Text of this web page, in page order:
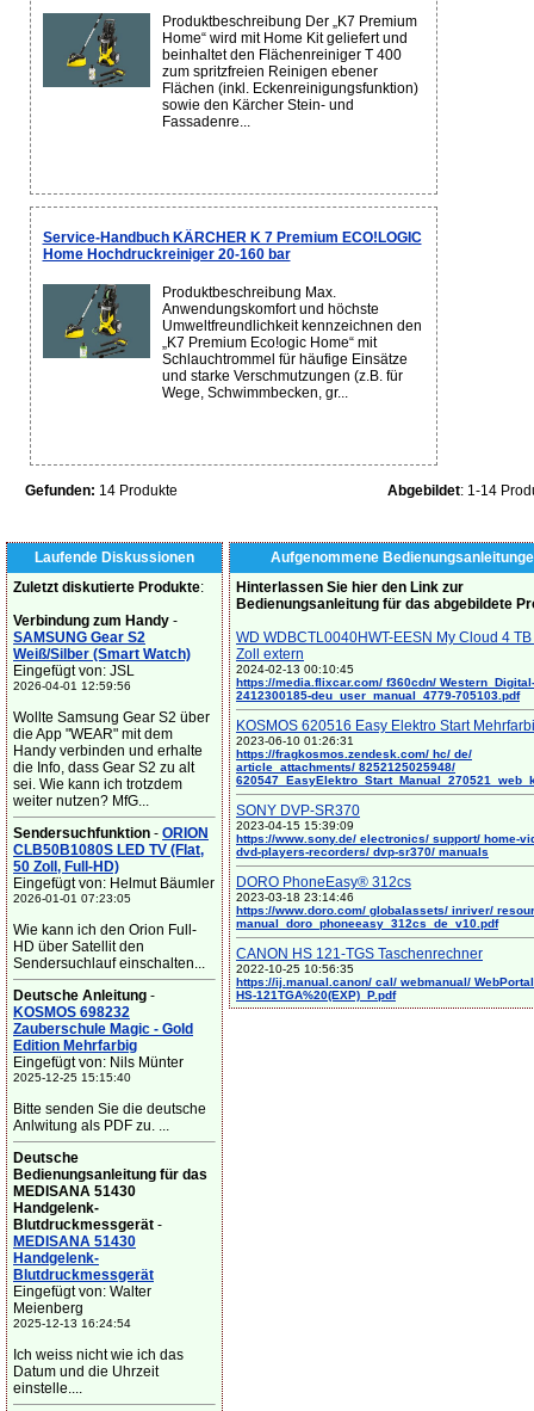
Produktbeschreibung Der „K7 Premium
Home“ wird mit Home Kit geliefert und
beinhaltet den Flächenreiniger T 400
zum spritzfreien Reinigen ebener
Flächen (inkl. Eckenreinigungsfunktion)
sowie den Kärcher Stein- und
Fassadenre...
Service-Handbuch KÄRCHER K 7 Premium ECO!LOGIC
Home Hochdruckreiniger 20-160 bar
Produktbeschreibung Max.
Anwendungskomfort und höchste
Umweltfreundlichkeit kennzeichnen den
„K7 Premium Eco!ogic Home“ mit
Schlauchtrommel für häufige Einsätze
und starke Verschmutzungen (z.B. für
Wege, Schwimmbecken, gr...
Gefunden: 14 Produkte Abgebildet: 1-14
Laufende Diskussionen
Zuletzt diskutierte Produkte:
Verbindung zum Handy -
SAMSUNG Gear S2
Weiß/Silber (Smart Watch)
Eingefügt von: JSL
2026-04-01 12:59:56
Wollte Samsung Gear S2 über
die App "WEAR" mit dem
Handy verbinden und erhalte
die Info, dass Gear S2 zu alt
sei. Wie kann ich trotzdem
weiter nutzen? MfG...
Sendersuchfunktion - ORION
CLB50B1080S LED TV (Flat,
50 Zoll, Full-HD)
Eingefügt von: Helmut Bäumler
2026-01-01 07:23:05
Wie kann ich den Orion Full-
HD über Satellit den
Sendersuchlauf einschalten...
Deutsche Anleitung -
KOSMOS 698232
Zauberschule Magic - Gold
Edition Mehrfarbig
Eingefügt von: Nils Münter
2025-12-25 15:15:40
Bitte senden Sie die deutsche
Anlwitung als PDF zu. ...
Deutsche
Bedienungsanleitung für das
MEDISANA 51430
Handgelenk-
Blutdruckmessgerät -
MEDISANA 51430
Handgelenk-
Blutdruckmessgerät
Eingefügt von: Walter
Meienberg
2025-12-13 16:24:54
Ich weiss nicht wie ich das
Datum und die Uhrzeit
einstelle....
Aufgenommene
Hinterlassen Sie hier den Link zur
Bedienungsanleitung für das abgebildete
WD WDBCTL0040HWT-EESN My Cloud 4
Zoll extern
2024-02-13 00:10:45
https://media.flixcar.com/ f360cdn/ Western_Digital-
2412300185-deu_user_manual_4779-705103.pdf
KOSMOS 620516 Easy Elektro Start
2023-06-10 01:26:31
https://fragkosmos.zendesk.com/ hc/ de/
article_attachments/ 8252125025948/
SONY DVP-SR370
2023-04-15 15:39:09
https://www.sony.de/ electronics/ support/ home-
dvd-players-recorders/ dvp-sr370/ manuals
DORO PhoneEasy® 312cs
2023-03-18 23:14:46
https://www.doro.com/ globalassets/ inriver/
manual_doro_phoneeasy_312cs_de_v10.pdf
CANON HS 121-TGS Taschenrechner
2022-10-25 10:56:35
https://ij.manual.canon/ cal/ webmanual/
HS-121TGA%20(EXP)_P.pdf